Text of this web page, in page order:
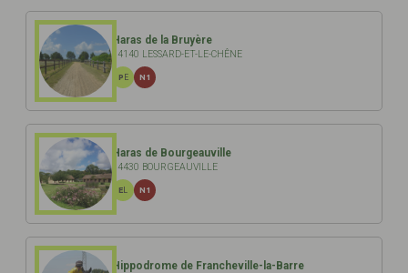
Haras de la Bruyère
14140 LESSARD-ET-LE-CHÊNE
PE N1
Haras de Bourgeauville
14430 BOURGEAUVILLE
EL N1
Hippodrome de Francheville-la-Barre